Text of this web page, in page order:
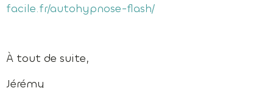
facile.fr/autohypnose-flash/
À tout de suite,
Jérémy